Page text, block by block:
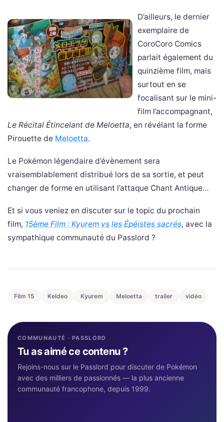
D’ailleurs, le dernier
exemplaire de
CoroCoro Comics
parlait également du
quinzième film, mais
surtout en se
focalisant sur le mini-
film l’accompagnant,
Le Récital Étincelant de Meloetta, en révélant la forme
Pirouette de Meloetta.
Le Pokémon légendaire d’évènement sera
vraisemblablement distribué lors de sa sortie, et peut
changer de forme en utilisant l’attaque Chant Antique…
Et si vous veniez en discuter sur le topic du prochain
film, 15ème Film : Kyurem vs les Épéistes sacrés, avec la
sympathique communauté du Passlord ?
Film 15 Keldeo Kyurem Meloetta trailer vidéo
COMMUNAUTÉ · PASSLORD
Tu as aimé ce contenu ?
Rejoins-nous sur le Passlord pour discuter de Pokémon
avec des milliers de passionnés — la plus ancienne
communauté francophone, depuis 1999.